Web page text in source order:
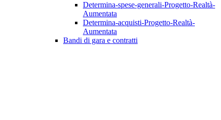
Determina-spese-generali-Progetto-Realtà-
Aumentata
Determina-acquisti-Progetto-Realtà-
Aumentata
Bandi di gara e contratti